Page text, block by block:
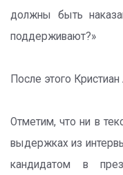
должны быть
поддерживают?»
После этого
Отметим, что ни в
выдержках из
кандидатом в